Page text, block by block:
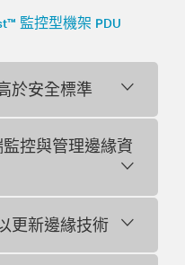
監控型機架 PDU
於安全標準
控與管理邊緣資
更新邊緣技術